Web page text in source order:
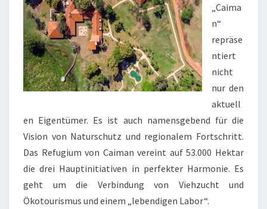
„Caima
n“
repräse
ntiert
nicht
nur den
aktuell
en Eigentümer. Es ist auch namensgebend für die
Vision von Naturschutz und regionalem Fortschritt.
Das Refugium von Caiman vereint auf 53.000 Hektar
die drei Hauptinitiativen in perfekter Harmonie. Es
geht um die Verbindung von Viehzucht und
Ökotourismus und einem „lebendigen Labor“.